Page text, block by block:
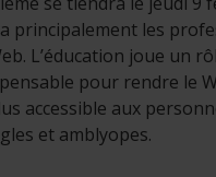
principalement les
L’éducation joue un
pour rendre le
accessible aux
et amblyopes.